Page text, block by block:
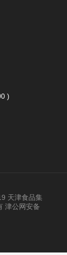
)
天津食品集
津公网安备